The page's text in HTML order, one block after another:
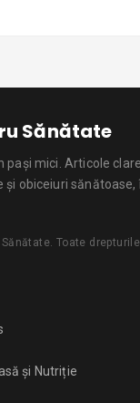
Sănătate
pași mici. Articole
obiceiuri sănătoase,
. Toate
și Nutriție